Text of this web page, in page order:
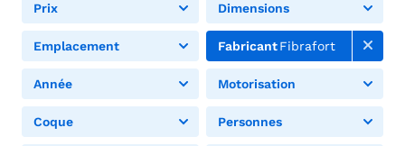
Prix Dimensions
Emplacement FabricantFibrafort
Année Motorisation
Coque Personnes